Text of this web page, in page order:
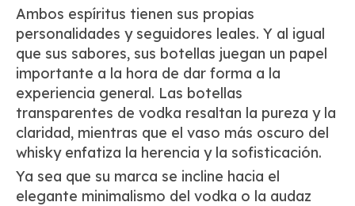
Ambos espíritus tienen sus propias
personalidades y seguidores leales. Y al igual
que sus sabores, sus botellas juegan un papel
importante a la hora de dar forma a la
experiencia general. Las botellas
transparentes de vodka resaltan la pureza y la
claridad, mientras que el vaso más oscuro del
whisky enfatiza la herencia y la sofisticación.
Ya sea que su marca se incline hacia el
elegante minimalismo del vodka o la audaz